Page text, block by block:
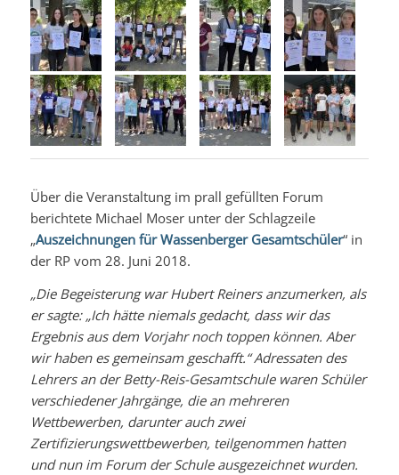
Über die Veranstaltung im prall gefüllten Forum
berichtete Michael Moser unter der Schlagzeile
„Auszeichnungen für Wassenberger Gesamtschüler“ in
der RP vom 28. Juni 2018.
„Die Begeisterung war Hubert Reiners anzumerken, als
er sagte: „Ich hätte niemals gedacht, dass wir das
Ergebnis aus dem Vorjahr noch toppen können. Aber
wir haben es gemeinsam geschafft.“ Adressaten des
Lehrers an der Betty-Reis-Gesamtschule waren Schüler
verschiedener Jahrgänge, die an mehreren
Wettbewerben, darunter auch zwei
Zertifizierungswettbewerben, teilgenommen hatten
und nun im Forum der Schule ausgezeichnet wurden.